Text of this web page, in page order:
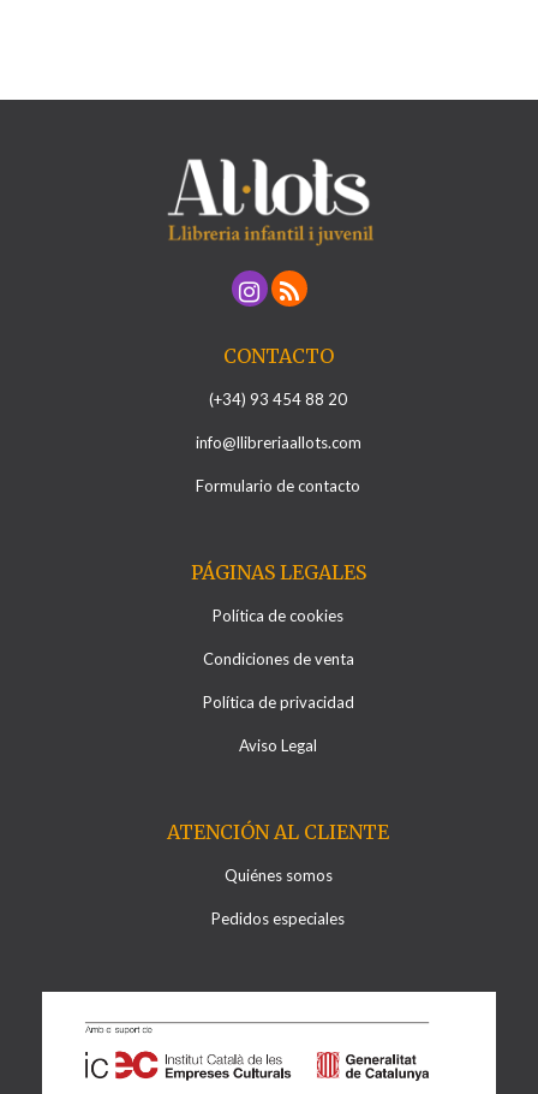
CONTACTO
(+34) 93 454 88 20
info@llibreriaallots.com
Formulario de contacto
PÁGINAS LEGALES
Política de cookies
Condiciones de venta
Política de privacidad
Aviso Legal
ATENCIÓN AL CLIENTE
Quiénes somos
Pedidos especiales